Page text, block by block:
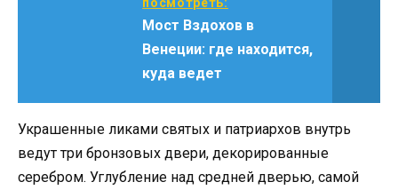
Мост Вздохов в
Венеции: где находится,
куда ведет
Украшенные ликами святых и патриархов внутрь
ведут три бронзовых двери, декорированные
серебром. Углубление над средней дверью, самой